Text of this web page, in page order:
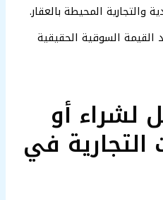
والتجارية المحيطة بالعقار.
القيمة السوقية الحقيقية
لشراء أو
التجارية في